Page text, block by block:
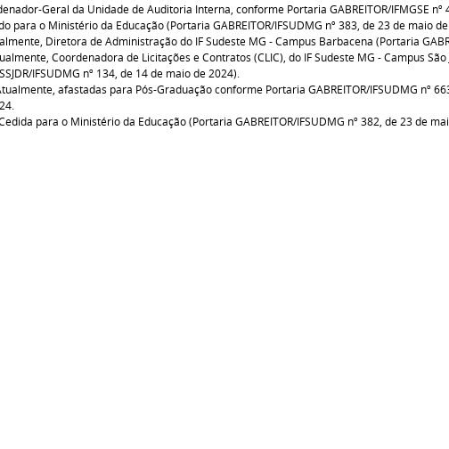
Geral da Unidade de Auditoria Interna, conforme Portaria GABREITOR/IFMGSE nº
para o Ministério da Educação(Portaria GABREITOR/IFSUDMG nº 383, de 23 de maio
Diretora de Administração do IF Sudeste MG - Campus Barbacena (Portaria
Coordenadora de Licitações e Contratos (CLIC), do IF Sudeste MG - Campus
IFSUDMG nº 134, de 14 de maio de 2024).
afastadas para Pós-Graduação conforme Portaria GABREITOR/IFSUDMG nº
para o Ministério da Educação (Portaria GABREITOR/IFSUDMG nº 382, de 23 de